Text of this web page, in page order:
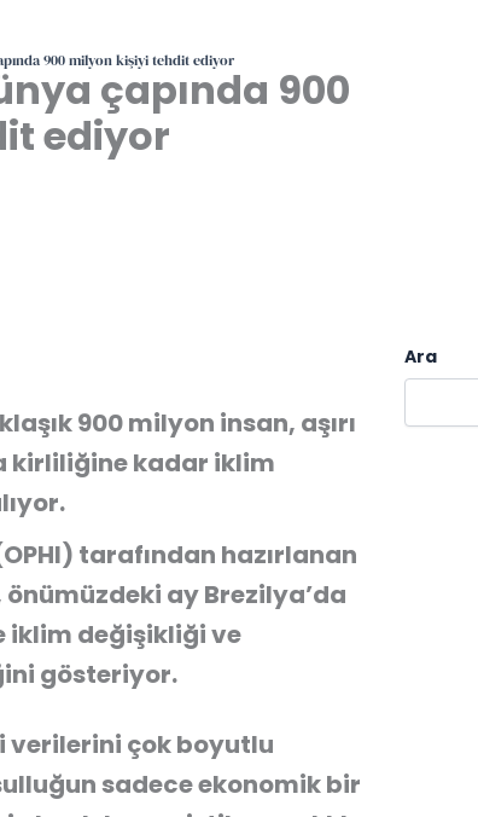
900 milyon kişiyi tehdit ediyor
çapında 900
ediyor
900 milyon insan, aşırı
kirliliğine kadar iklim
tarafından hazırlanan
önümüzdeki ay Brezilya’da
iklim değişikliği ve
gösteriyor.
verilerini çok boyutlu
sadece ekonomik bir
Ara